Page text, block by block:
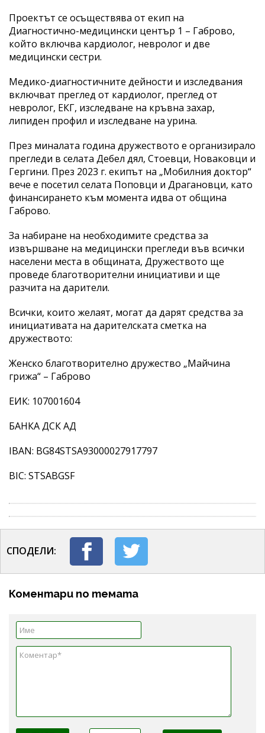
Проектът се осъществява от екип на
Диагностично-медицински център 1 – Габрово,
който включва кардиолог, невролог и две
медицински сестри.
Медико-диагностичните дейности и изследвания
включват преглед от кардиолог, преглед от
невролог, ЕКГ, изследване на кръвна захар,
липиден профил и изследване на урина.
През миналата година дружеството е организирало
прегледи в селата Дебел дял, Стоевци, Новаковци и
Гергини. През 2023 г. екипът на „Мобилния доктор“
вече е посетил селата Поповци и Драгановци, като
финансирането към момента идва от община
Габрово.
За набиране на необходимите средства за
извършване на медицински прегледи във всички
населени места в общината, Дружеството ще
проведе благотворителни инициативи и ще
разчита на дарители.
Всички, които желаят, могат да дарят средства за
инициативата на дарителската сметка на
дружеството:
Женско благотворително дружество „Майчина
грижа“ – Габрово
ЕИК: 107001604
БАНКА ДСК АД
IBAN: BG84STSA93000027917797
BIC: STSABGSF
СПОДЕЛИ:
Коментари по темата